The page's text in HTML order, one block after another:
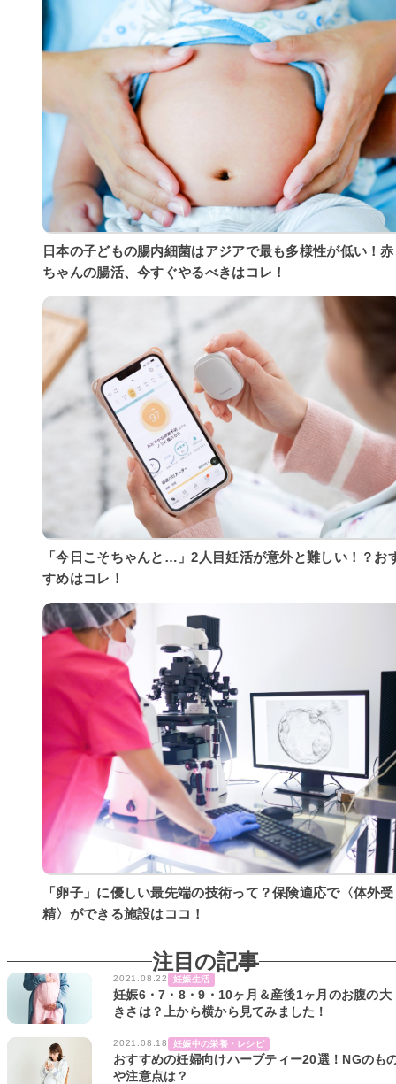
日本の子どもの腸内細菌はアジアで最も多様性が低い！赤
ちゃんの腸活、今すぐやるべきはコレ！
「今日こそちゃんと…」2人目妊活が意外と難しい！？お
すめはコレ！
「卵子」に優しい最先端の技術って？保険適応で〈体外受
精〉ができる施設はココ！
注目の記事
2021.08.22 妊娠生活
妊娠6・7・8・9・10ヶ月＆産後1ヶ月のお腹の大
きさは？上から横から見てみました！
2021.08.18 妊娠中の栄養・レシピ
おすすめの妊婦向けハーブティー20選！NGのも
や注意点は？